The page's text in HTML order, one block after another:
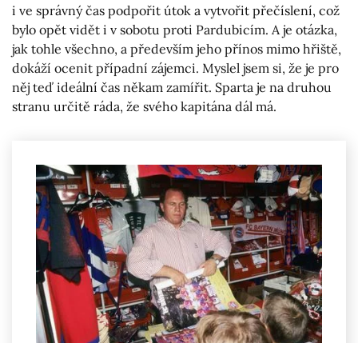
i ve správný čas podpořit útok a vytvořit přečíslení, což
bylo opět vidět i v sobotu proti Pardubicím. A je otázka,
jak tohle všechno, a především jeho přínos mimo hřiště,
dokáží ocenit případní zájemci. Myslel jsem si, že je pro
něj teď ideální čas někam zamířit. Sparta je na druhou
stranu určitě ráda, že svého kapitána dál má.